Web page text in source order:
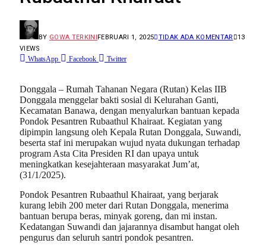
BY GOWA TERKINIFEBRUARI 1, 2025 TIDAK ADA KOMENTAR
13
VIEWS
WhatsApp Facebook Twitter
Donggala – Rumah Tahanan Negara (Rutan) Kelas IIB
Donggala menggelar bakti sosial di Kelurahan Ganti,
Kecamatan Banawa, dengan menyalurkan bantuan kepada
Pondok Pesantren Rubaathul Khairaat. Kegiatan yang
dipimpin langsung oleh Kepala Rutan Donggala, Suwandi,
beserta staf ini merupakan wujud nyata dukungan terhadap
program Asta Cita Presiden RI dan upaya untuk
meningkatkan kesejahteraan masyarakat Jum’at,
(31/1/2025).
Pondok Pesantren Rubaathul Khairaat, yang berjarak
kurang lebih 200 meter dari Rutan Donggala, menerima
bantuan berupa beras, minyak goreng, dan mi instan.
Kedatangan Suwandi dan jajarannya disambut hangat oleh
pengurus dan seluruh santri pondok pesantren.